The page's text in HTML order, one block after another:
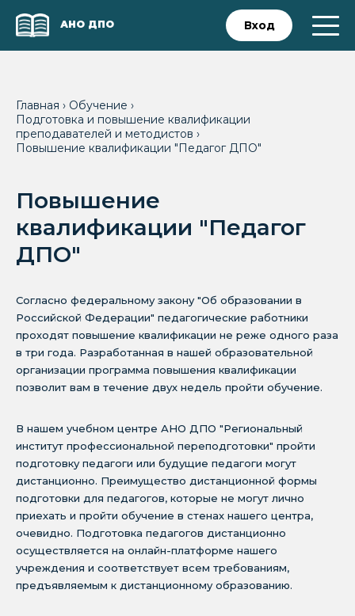
АНО ДПО Вход
Главная › Обучение ›
Подготовка и повышение квалификации
преподавателей и методистов ›
Повышение квалификации "Педагог ДПО"
Повышение
квалификации "Педагог
ДПО"
Согласно федеральному закону "Об образовании в
Российской Федерации" педагогические работники
проходят повышение квалификации не реже одного раза
в три года. Разработанная в нашей образовательной
организации программа повышения квалификации
позволит вам в течение двух недель пройти обучение.
В нашем учебном центре АНО ДПО "Региональный
институт профессиональной переподготовки" пройти
подготовку педагоги или будущие педагоги могут
дистанционно. Преимущество дистанционной формы
подготовки для педагогов, которые не могут лично
приехать и пройти обучение в стенах нашего центра,
очевидно. Подготовка педагогов дистанционно
осуществляется на онлайн-платформе нашего
учреждения и соответствует всем требованиям,
предъявляемым к дистанционному образованию.